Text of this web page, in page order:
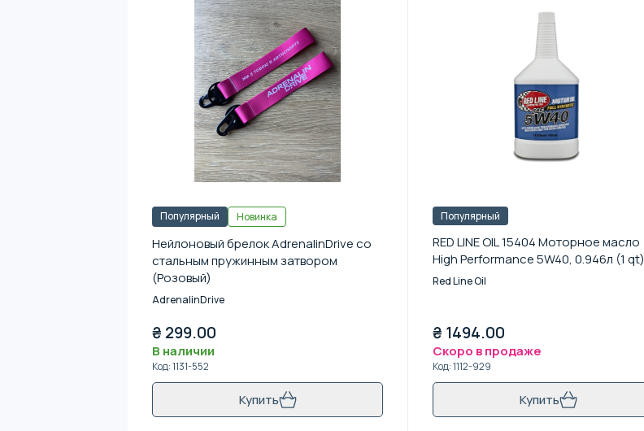
Популярный Новинка
Нейлоновый брелок AdrenalinDrive со
стальным пружинным затвором
(Розовый)
AdrenalinDrive
₴ 299.00
В наличии
Код:1131-552
Купить
Популярный
RED LINE OIL 15404 Моторное масло
High Performance 5W40, 0.946л (1 qt)
Red Line Oil
₴ 1494.00
Скоро в продаже
Код:1112-929
Купить